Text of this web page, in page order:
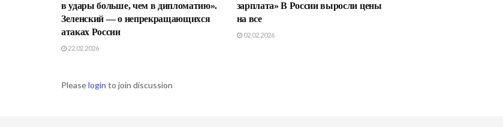
в удары больше, чем в дипломатию».
Зеленский — о непрекращающихся
атаках России
22.02.2026
зарплата» В России выросли цены
на все
02.02.2026
Pleaselogin to join discussion